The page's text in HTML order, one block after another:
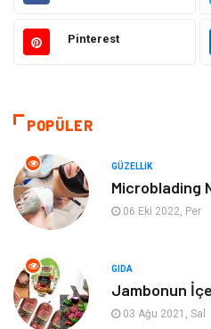
Güzellik
Sağlıklı Yaşam
Yeme İçme
Organizasyon
Moda
Emlak
Pinterest
POPÜLER
GÜZELLIK
Microblading
06 Eki 2022, Per
GIDA
Jambonun
03 Ağu 2021, Sal